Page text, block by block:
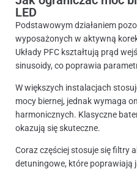
LED
Podstawowym działaniem
wyposażonych w aktywną
Układy PFC kształtują prąd
sinusoidy, co poprawia
W większych instalacjach
mocy biernej, jednak wymaga
harmonicznych. Klasyczne
okazują się skuteczne.
Coraz częściej stosuje się filtry
detuningowe, które poprawiają